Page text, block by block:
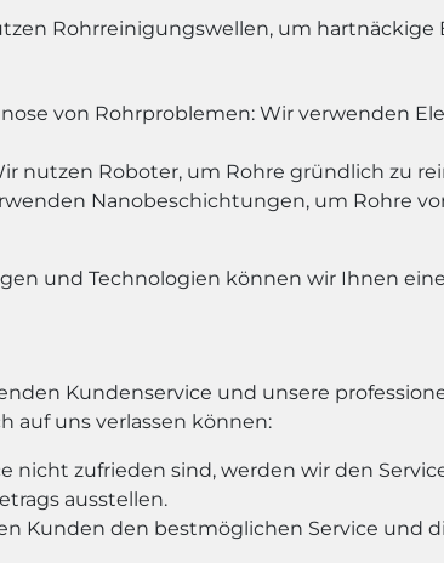
Rohrreinigungswellen, um
von Rohrproblemen: Wir verwenden
nutzen Roboter, um Rohre gründlich zu
Nanobeschichtungen, um Rohre
und Technologien können wir Ihnen
Kundenservice und unsere
auf uns verlassen können:
nicht zufrieden sind, werden wir den
ausstellen.
Kunden den bestmöglichen Service